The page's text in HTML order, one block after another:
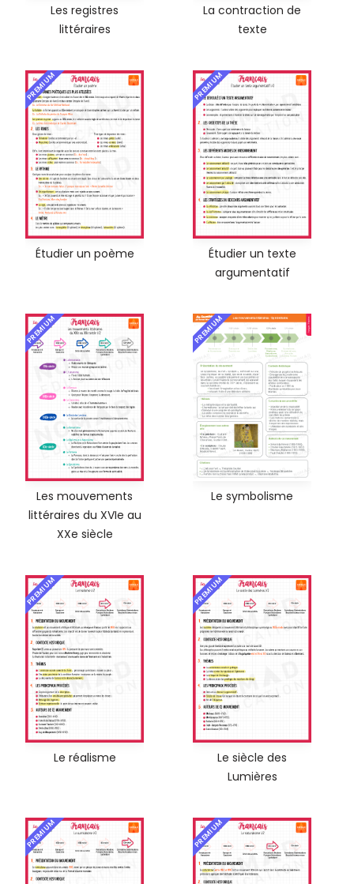
Les registres
littéraires
La contraction de
texte
PREMIUM
Étudier un poème
PREMIUM
Étudier un texte
argumentatif
PREMIUM
Les mouvements
littéraires du XVIe au
XXe siècle
PREMIUM
Le symbolisme
PREMIUM
Le réalisme
PREMIUM
Le siècle des
Lumières
PREMIUM PREMIUM